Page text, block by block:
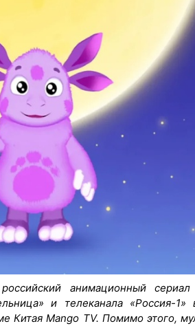
анимационный сериал
и телеканала «Россия-
Китая Mango TV. Помимо этого,